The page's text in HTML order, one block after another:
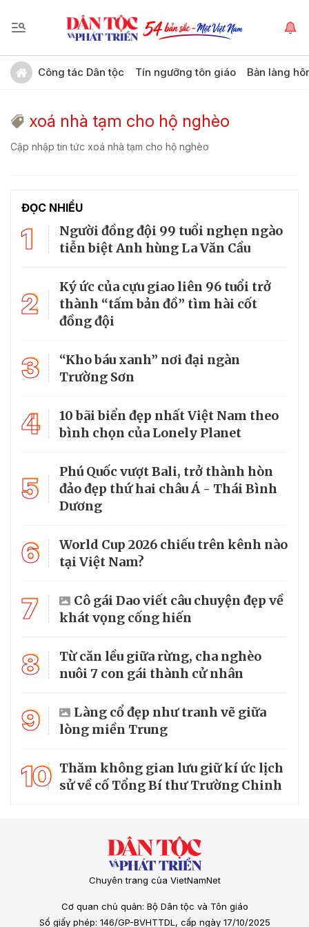
Công tác Dân tộc Tín ngưỡng tôn giáo Bản làng
xoá nhà tạm cho hộ nghèo
Cập nhập tin tức xoá nhà tạm cho hộ nghèo
ĐỌC NHIỀU
1
Người đồng đội 99 tuổi nghẹn ngào
tiễn biệt Anh hùng La Văn Cầu
2
Ký ức của cựu giao liên 96 tuổi trở
thành “tấm bản đồ” tìm hài cốt
đồng đội
3
“Kho báu xanh” nơi đại ngàn
Trường Sơn
4
10 bãi biển đẹp nhất Việt Nam theo
bình chọn của Lonely Planet
5
Phú Quốc vượt Bali, trở thành hòn
đảo đẹp thứ hai châu Á - Thái Bình
Dương
6
World Cup 2026 chiếu trên kênh nào
tại Việt Nam?
7
Cô gái Dao viết câu chuyện đẹp về
khát vọng cống hiến
8
Từ căn lều giữa rừng, cha nghèo
nuôi 7 con gái thành cử nhân
9
Làng cổ đẹp như tranh vẽ giữa
lòng miền Trung
10 Thăm không gian lưu giữ kí ức lịch
sử về cố Tổng Bí thư Trường Chinh
Chuyên trang của VietNamNet
Cơ quan chủ quản: Bộ Dân tộc và Tôn giáo
Số giấy phép: 146/GP-BVHTTDL, cấp ngày 17/10/2025